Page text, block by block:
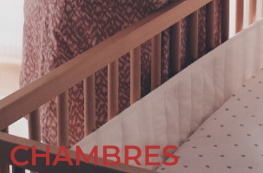
CHAMBRES